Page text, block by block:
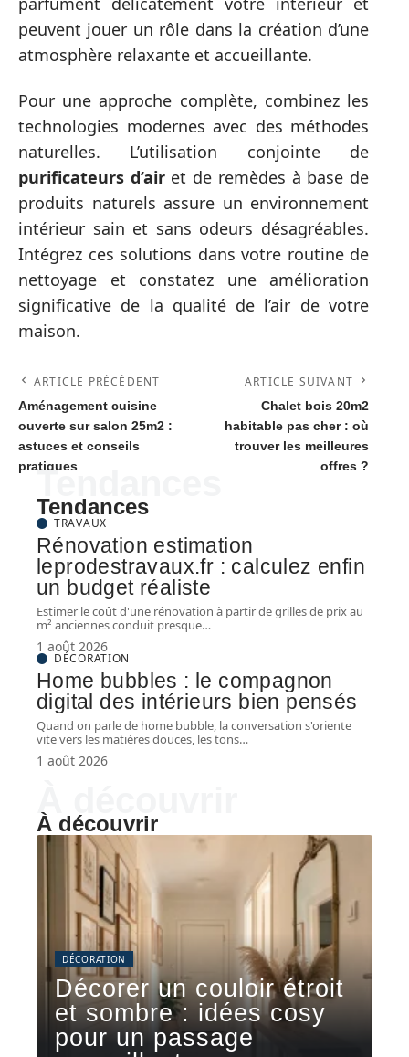
peuvent jouer un rôle dans la création d’une
atmosphère relaxante et accueillante.
Pour une approche complète, combinez les
technologies modernes avec des méthodes
naturelles. L’utilisation conjointe de
purificateurs d’airet de remèdes à base de
produits naturels assure un environnement
intérieur sain et sans odeurs désagréables.
Intégrez ces solutions dans votre routine de
nettoyage et constatez une amélioration
significative de la qualité de l’air de votre
maison.
ARTICLE PRÉCÉDENT
Aménagement cuisine
ouverte sur salon 25m2 :
astuces et conseils
pratiques
ARTICLE SUIVANT
Chalet bois 20m2
habitable pas cher : où
trouver les meilleures
offres ?
Tendances
Tendances
TRAVAUX
Rénovation estimation
leprodestravaux.fr : calculez enfin
un budget réaliste
Estimer le coût d'une rénovation à partir de grilles de prix au
m² anciennes conduit presque…
1 août 2026
DÉCORATION
Home bubbles : le compagnon
digital des intérieurs bien pensés
Quand on parle de home bubble, la conversation s'oriente
vite vers les matières douces, les tons…
1 août 2026
À découvrir
DÉCORATION
Décorer un couloir étroit
et sombre : idées cosy
pour un passage